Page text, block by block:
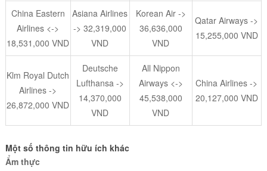
China Eastern
Airlines <->
18,531,000 VND
Asiana Airlines
-> 32,319,000
VND
Korean Air ->
36,636,000
VND
Qatar Airways ->
15,255,000 VND
Klm Royal Dutch
Airlines ->
26,872,000 VND
Deutsche
Lufthansa ->
14,370,000
VND
All Nippon
Airways <->
45,538,000
VND
China Airlines ->
20,127,000 VND
Một số thông tin hữu ích khác
Ẩm thực